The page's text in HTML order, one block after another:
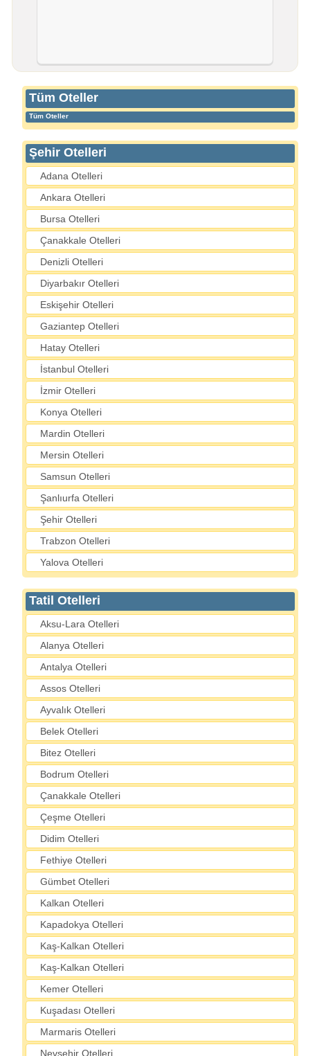
Tüm Oteller
Tüm Oteller
Şehir Otelleri
Adana Otelleri
Ankara Otelleri
Bursa Otelleri
Çanakkale Otelleri
Denizli Otelleri
Diyarbakır Otelleri
Eskişehir Otelleri
Gaziantep Otelleri
Hatay Otelleri
İstanbul Otelleri
İzmir Otelleri
Konya Otelleri
Mardin Otelleri
Mersin Otelleri
Samsun Otelleri
Şanlıurfa Otelleri
Şehir Otelleri
Trabzon Otelleri
Yalova Otelleri
Tatil Otelleri
Aksu-Lara Otelleri
Alanya Otelleri
Antalya Otelleri
Assos Otelleri
Ayvalık Otelleri
Belek Otelleri
Bitez Otelleri
Bodrum Otelleri
Çanakkale Otelleri
Çeşme Otelleri
Didim Otelleri
Fethiye Otelleri
Gümbet Otelleri
Kalkan Otelleri
Kapadokya Otelleri
Kaş-Kalkan Otelleri
Kaş-Kalkan Otelleri
Kemer Otelleri
Kuşadası Otelleri
Marmaris Otelleri
Nevşehir Otelleri